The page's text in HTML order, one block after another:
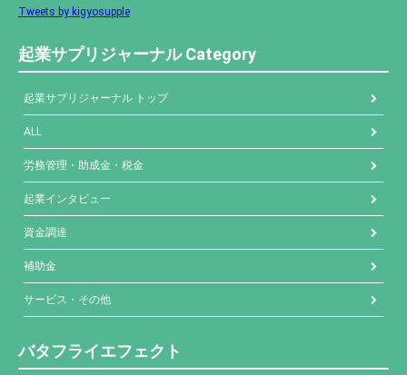
Tweets by kigyosupple
起業サプリジャーナル Category
起業サプリジャーナル トップ
ALL
労務管理・助成金・税金
起業インタビュー
資金調達
補助金
サービス・その他
バタフライエフェクト